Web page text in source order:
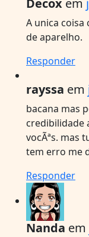
Decox em
A unica
de aparelho.
Responder
rayssa em
bacana mas
credibilidade
vocÃªs. mas
tem erro me
Responder
Nanda em